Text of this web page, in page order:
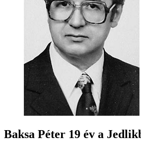
Baksa Péter 19 év a